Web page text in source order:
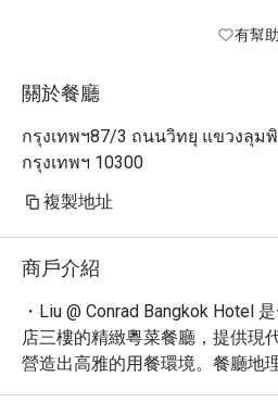
有幫
關於餐廳
กรุงเทพฯ87/3 ถนนวิทยุ แขวงลุม
กรุงเทพฯ 10300
複製地址
商戶介紹
・Liu @ Conrad Bangkok Hotel
店三樓的精緻粵菜餐廳，提供現
營造出高雅的用餐環境。餐廳地
Ploen Chit 站，交通便利。